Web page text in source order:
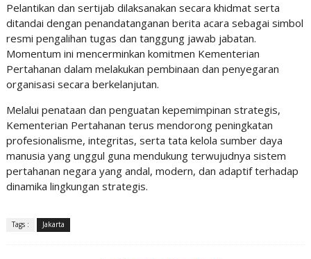
Pelantikan dan sertijab dilaksanakan secara khidmat serta
ditandai dengan penandatanganan berita acara sebagai simbol
resmi pengalihan tugas dan tanggung jawab jabatan.
Momentum ini mencerminkan komitmen Kementerian
Pertahanan dalam melakukan pembinaan dan penyegaran
organisasi secara berkelanjutan.
Melalui penataan dan penguatan kepemimpinan strategis,
Kementerian Pertahanan terus mendorong peningkatan
profesionalisme, integritas, serta tata kelola sumber daya
manusia yang unggul guna mendukung terwujudnya sistem
pertahanan negara yang andal, modern, dan adaptif terhadap
dinamika lingkungan strategis.
Tags : Jakarta